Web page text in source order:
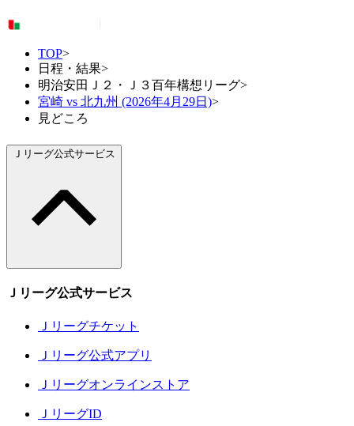
TOP>
日程・結果>
明治安田Ｊ２・Ｊ３百年構想リーグ>
宮崎 vs 北九州 (2026年4月29日)>
見どころ
Ｊリーグ公式サービス
Ｊリーグ公式サービス
Ｊリーグチケット
Ｊリーグ公式アプリ
Ｊリーグオンラインストア
ＪリーグID